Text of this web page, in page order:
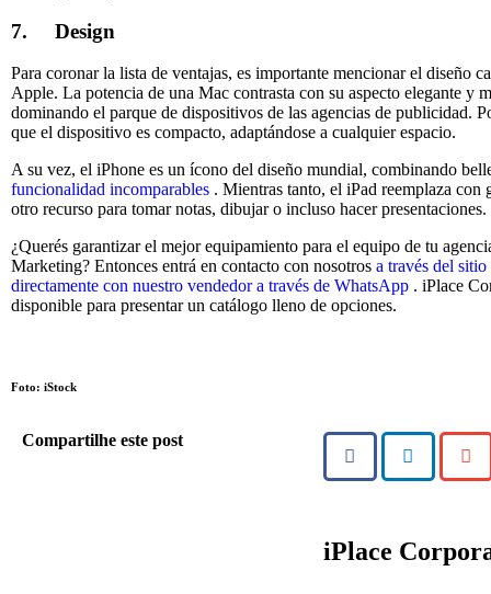
7. Design
Para coronar la lista de ventajas, es importante mencionar el diseño
Apple. La potencia de una Mac contrasta con su aspecto elegante y
dominando el parque de dispositivos de las agencias de publicidad.
que el dispositivo es compacto, adaptándose a cualquier espacio.
A su vez, el iPhone es un ícono del diseño mundial, combinando
funcionalidad incomparables . Mientras tanto, el iPad reemplaza con
otro recurso para tomar notas, dibujar o incluso hacer presentaciones.
¿Querés garantizar el mejor equipamiento para el equipo de tu
Marketing? Entonces entrá en contacto con nosotros a través del
directamente con nuestro vendedor a través de WhatsApp . iPlace
disponible para presentar un catálogo lleno de opciones.
Foto: iStock
Compartilhe este post
iPlace